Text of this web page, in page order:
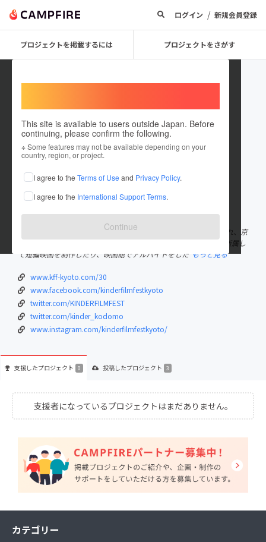
ログイン / 新規会員登録
プロジェクトを掲載するには プロジェクトをさがす
This site is available to users outside Japan. Before
continuing, please confirm the following.
※ Some features may not be available depending on your
country, region, or project.
I agree to the Terms of Use and Privacy Policy.
I agree to the International Support Terms.
Continue
kinderkyoto
これまでに3件のプロジェクトを投稿しています
在住国：日本 現在地：京都府
出身国：日本 出身地：京都府
NPO法人キンダーフィルムフェスト・きょうと理事長。 京都生まれ、京
都育ち。学生時代から映画をよく観るようになり、映画研究部に所属し
て短編映画を制作したり、映画館でアルバイトをした もっと見る
www.kff-kyoto.com/30
www.facebook.com/kinderfilmfestkyoto
twitter.com/KINDERFILMFEST
twitter.com/kinder_kodomo
www.instagram.com/kinderfilmfestkyoto/
支援したプロジェクト 0 投稿したプロジェクト 3
支援者になっているプロジェクトはまだありません。
カテゴリー